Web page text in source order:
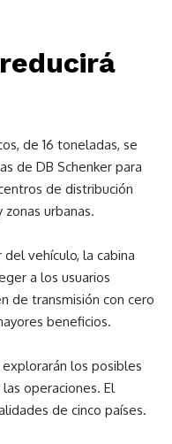
de 16 toneladas, se
de DB Schenker para
de distribución
urbanas.
vehículo, la cabina
a los usuarios
de transmisión con cero
beneficios.
los posibles
operaciones. El
de cinco países.